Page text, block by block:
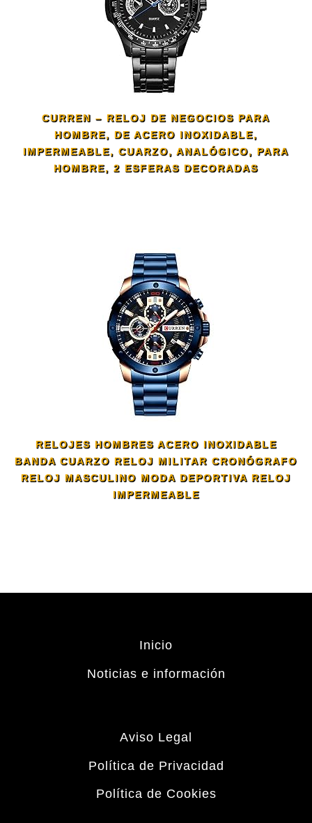
CURREN – RELOJ DE NEGOCIOS PARA
HOMBRE, DE ACERO INOXIDABLE,
IMPERMEABLE, CUARZO, ANALÓGICO, PARA
HOMBRE, 2 ESFERAS DECORADAS
RELOJES HOMBRES ACERO INOXIDABLE
BANDA CUARZO RELOJ MILITAR CRONÓGRAFO
RELOJ MASCULINO MODA DEPORTIVA RELOJ
IMPERMEABLE
Inicio
Noticias e información
Aviso Legal
Política de Privacidad
Política de Cookies